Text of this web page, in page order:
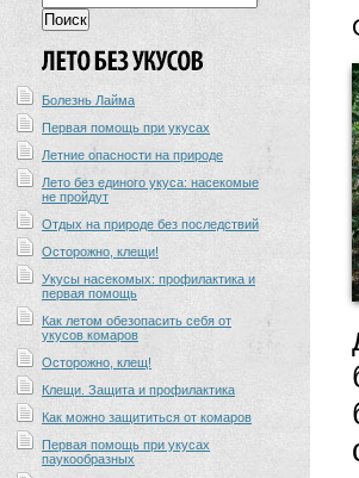
Болезнь Лайма
Первая помощь при укусах
Летние опасности на природе
Лето без единого укуса: насекомые
не пройдут
Отдых на природе без последствий
Осторожно, клещи!
Укусы насекомых: профилактика и
первая помощь
Как летом обезопасить себя от
укусов комаров
Осторожно, клещ!
Клещи. Защита и профилактика
Как можно защититься от комаров
Первая помощь при укусах
паукообразных